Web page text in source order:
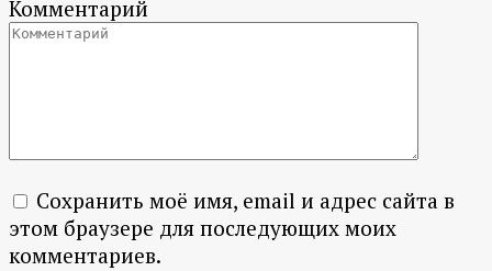
Комментарий
Сохранить моё имя, email и адрес сайта в
этом браузере для последующих моих
комментариев.